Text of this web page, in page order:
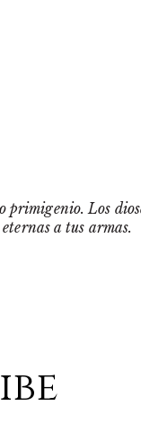
primigenio. Los
a tus armas.